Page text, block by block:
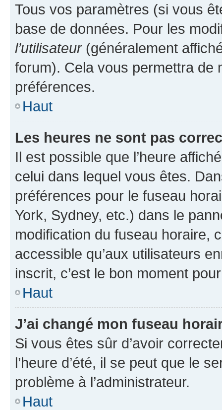
Tous vos paramètres (si vous
base de données. Pour les
l’utilisateur(généralement
forum). Cela vous permettra de
préférences.
Haut
Les heures ne sont pas
Il est possible que l’heure
celui dans lequel vous êtes.
préférences pour le fuseau
York, Sydney, etc.) dans le
modification du fuseau horaire,
accessible qu’aux utilisateurs
inscrit, c’est le bon moment
Haut
J’ai changé mon fuseau
Si vous êtes sûr d’avoir
l’heure d’été, il se peut que le
problème à l’administrateur.
Haut